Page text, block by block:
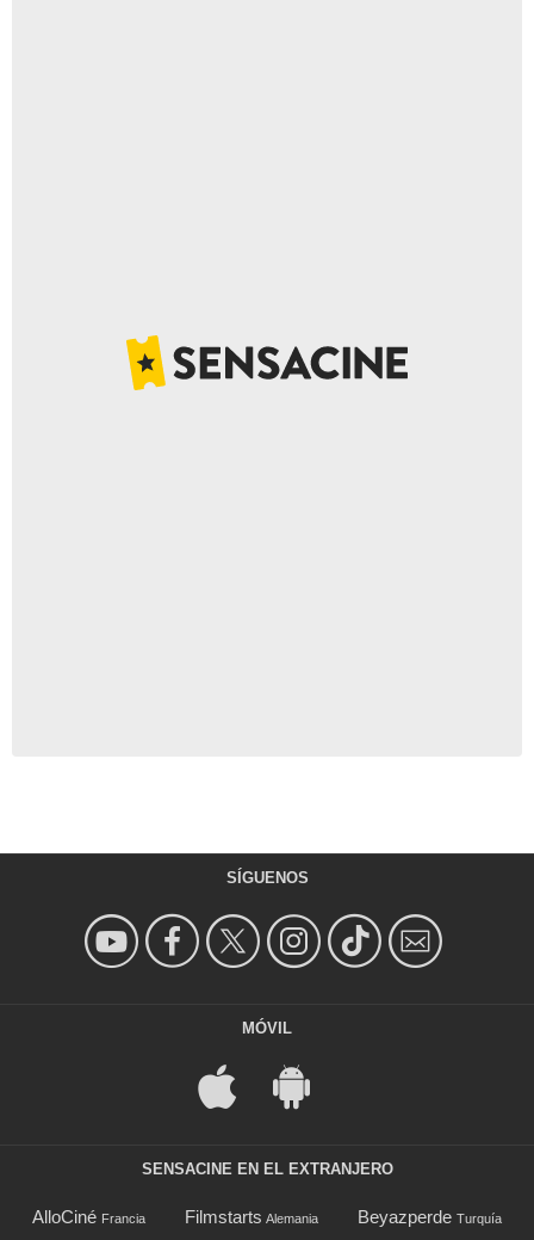
SÍGUENOS
MÓVIL
SENSACINE EN EL EXTRANJERO
AlloCiné Francia Filmstarts Alemania Beyazperde Turquía